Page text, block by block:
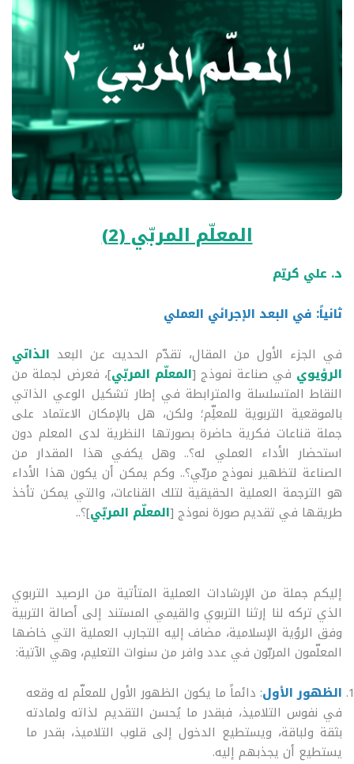
المعلّم المربّي (2
)
د. علي كريّم
ثانياً: في البعد الإجرائي العملي
في الجزء الأول من المقال، تقدّم الحديث عن البعد الذاتي
الرؤيوي في صناعة نموذج [المعلّم المربّي]، فعرض لجملة من
النقاط المتسلسلة والمترابطة في إطار تشكيل الوعي الذاتي
بالموقعية التربوية للمعلِّم؛ ولكن، هل بالإمكان الاعتماد على
جملة قناعات فكرية حاضرة بصورتها النظرية لدى المعلم دون
استحضار الأداء العملي له؟.. وهل يكفي هذا المقدار من
الصناعة لتظهير نموذج مربّي؟.. وكم يمكن أن يكون هذا الأداء
هو الترجمة العملية الحقيقية لتلك القناعات، والتي يمكن تأخذ
طريقها في تقديم صورة نموذج [المعلّم المربّي]؟..
إليكم جملة من الإرشادات العملية المتأتية من الرصيد التربوي
الذي تركه لنا إرثنا التربوي والقيمي المستند إلى أصالة التربية
وفق الرؤية الإسلامية، مضاف إليه التجارب العملية التي خاضها
المعلّمون المربّون في عدد وافر من سنوات التعليم، وهي الآتية:
الظهور الأول: دائماً ما يكون الظهور الأول للمعلّم له وقعه
في نفوس التلاميذ، فبقدر ما يُحسن التقديم لذاته ولمادته
بثقة ولباقة، ويستطيع الدخول إلى قلوب التلاميذ، بقدر ما
يستطيع أن يجذبهم إليه.